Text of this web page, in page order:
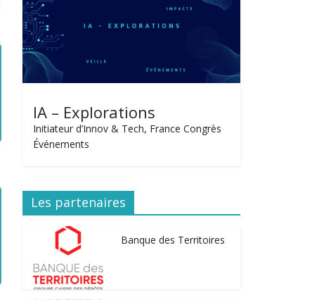
IA – Explorations
Initiateur d’Innov & Tech, France Congrès
Événements
Les partenaires
Banque des Territoires